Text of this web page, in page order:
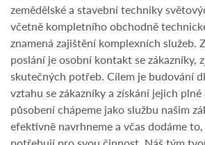
zemědělské a stavební techniky
včetně kompletního obchodně
znamená zajištění komplexních služeb.
poslání je osobní kontakt se zákazníky,
skutečných potřeb. Cílem je budování
vztahu se zákazníky a získání jejich
působení chápeme jako službu našim
efektivně navrhneme a včas dodáme